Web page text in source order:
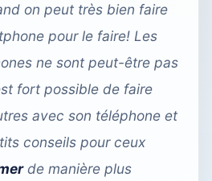
on peut très bien faire
pour le faire! Les
ne sont peut-être pas
fort possible de faire
avec son téléphone et
conseils pour ceux
de manière plus